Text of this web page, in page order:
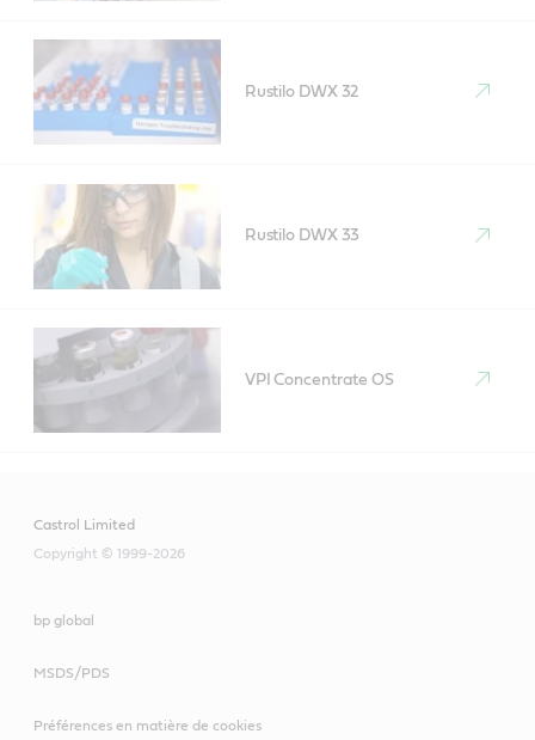
Rustilo DWX 32
Rustilo DWX 33
VPI Concentrate OS
Castrol Limited
Copyright © 1999-2026
bp global
MSDS/PDS
Préférences en matière de cookies